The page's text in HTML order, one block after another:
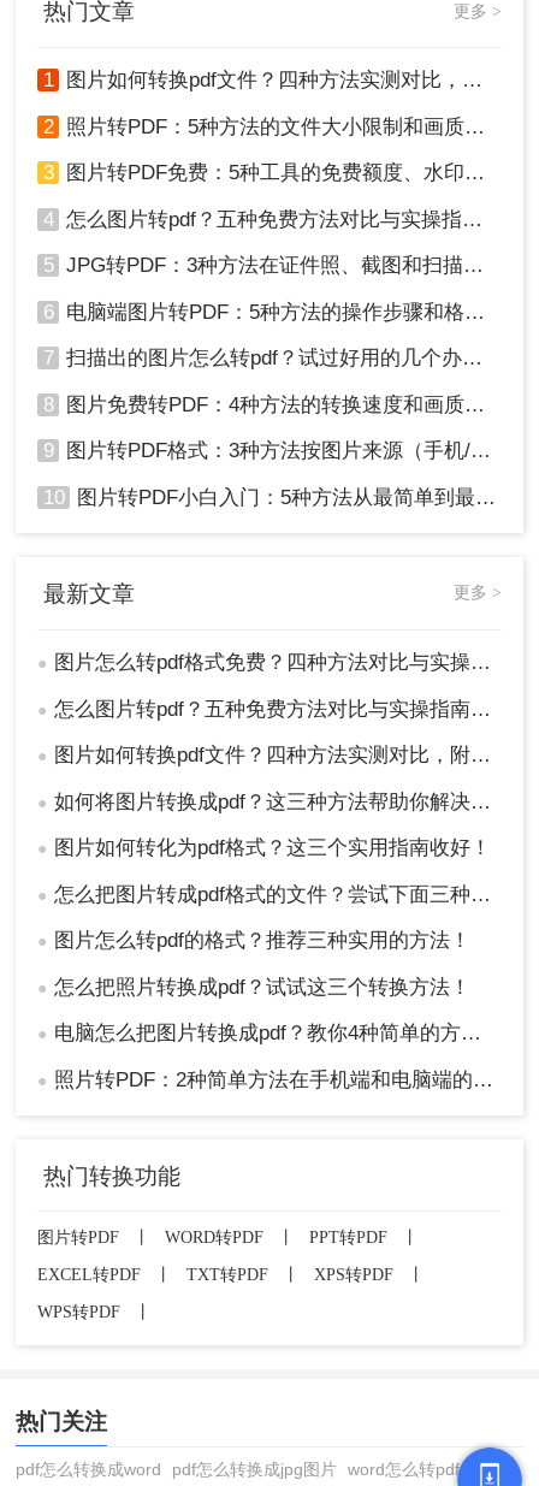
热门文章 更多 >
1 图片如何转换pdf文件？四种方法实测对比，附各场景最优选！
2 照片转PDF：5种方法的文件大小限制和画质保留实测！
3 图片转PDF免费：5种工具的免费额度、水印和文件限制对比！
4 怎么图片转pdf？五种免费方法对比与实操指南（附详细表格）！
5 JPG转PDF：3种方法在证件照、截图和扫描件上的转换精度差异！
6 电脑端图片转PDF：5种方法的操作步骤和格式保留对比！
7 扫描出的图片怎么转pdf？试过好用的几个办法！
8 图片免费转PDF：4种方法的转换速度和画质损失对比！
9 图片转PDF格式：3种方法按图片来源（手机/相机/截图）选！
10 图片转PDF小白入门：5种方法从最简单到最专业逐步升级！
最新文章 更多 >
● 图片怎么转pdf格式免费？四种方法对比与实操指南（附详细表格）!
● 怎么图片转pdf？五种免费方法对比与实操指南（附详细表格）！
● 图片如何转换pdf文件？四种方法实测对比，附各场景最优选！
● 如何将图片转换成pdf？这三种方法帮助你解决问题！
● 图片如何转化为pdf格式？这三个实用指南收好！
● 怎么把图片转成pdf格式的文件？尝试下面三种方法！
● 图片怎么转pdf的格式？推荐三种实用的方法！
● 怎么把照片转换成pdf？试试这三个转换方法！
● 电脑怎么把图片转换成pdf？教你4种简单的方法！
● 照片转PDF：2种简单方法在手机端和电脑端的操作差异！
热门转换功能
图片转PDF WORD转PDF PPT转PDF
EXCEL转PDF
TXT转PDF XPS转PDF
WPS转PDF
热门关注
pdf怎么转换成word pdf怎么转换成jpg图片 word怎么转pdf